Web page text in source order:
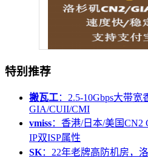
特别推荐
搬瓦工：2.5-10Gbps大带
GIA/CUII/CMI
vmiss：香港/日本/美国
IP双ISP属性
SK：22年老牌高防机房，